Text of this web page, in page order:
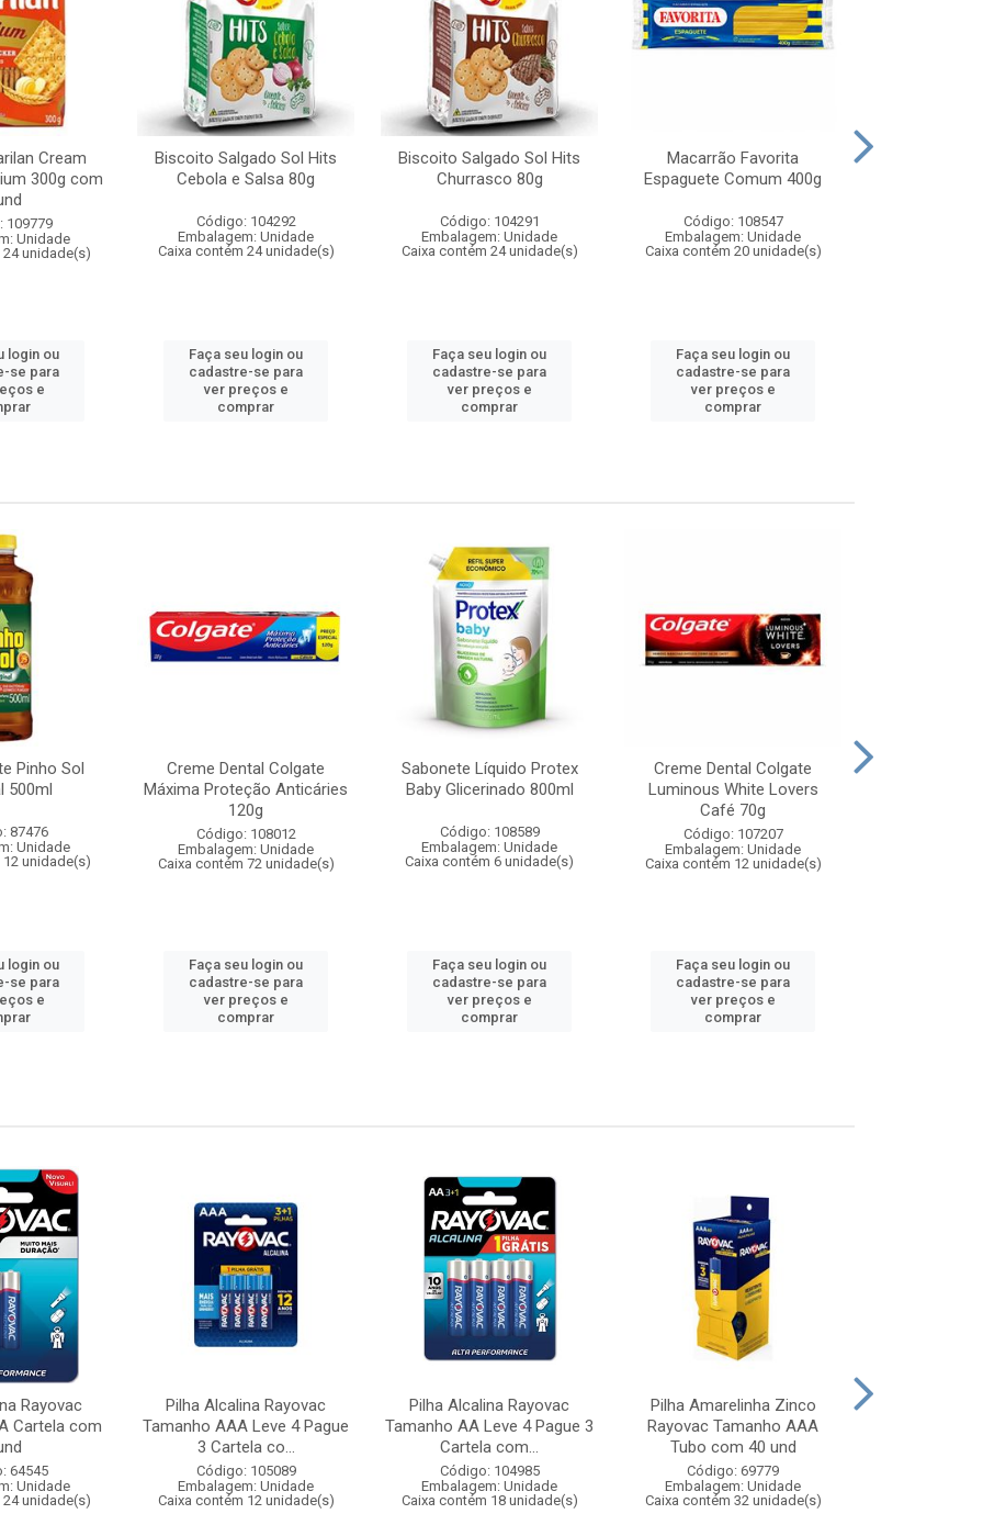
Cream
300g com
109779
Unidade
unidade(s)
login ou
se para
e
Biscoito Salgado Sol Hits
Cebola e Salsa 80g
Código: 104292
Embalagem: Unidade
Caixa contém 24 unidade(s)
Faça seu login ou
cadastre-se para
ver preços e
comprar
Biscoito Salgado Sol Hits
Churrasco 80g
Código: 104291
Embalagem: Unidade
Caixa contém 24 unidade(s)
Faça seu login ou
cadastre-se para
ver preços e
comprar
Macarrão Favorita
Espaguete Comum 400g
Código: 108547
Embalagem: Unidade
Caixa contém 20 unidade(s)
Faça seu login ou
cadastre-se para
ver preços e
comprar
Pinho Sol
500ml
87476
Unidade
unidade(s)
login ou
se para
e
Creme Dental Colgate
Máxima Proteção Anticáries
120g
Código: 108012
Embalagem: Unidade
Caixa contém 72 unidade(s)
Faça seu login ou
cadastre-se para
ver preços e
comprar
Sabonete Líquido Protex
Baby Glicerinado 800ml
Código: 108589
Embalagem: Unidade
Caixa contém 6 unidade(s)
Faça seu login ou
cadastre-se para
ver preços e
comprar
Creme Dental Colgate
Luminous White Lovers
Café 70g
Código: 107207
Embalagem: Unidade
Caixa contém 12 unidade(s)
Faça seu login ou
cadastre-se para
ver preços e
comprar
Rayovac
Cartela com
64545
Unidade
unidade(s)
Pilha Alcalina Rayovac
Tamanho AAA Leve 4 Pague
3 Cartela co...
Código: 105089
Embalagem: Unidade
Caixa contém 12 unidade(s)
Pilha Alcalina Rayovac
Tamanho AA Leve 4 Pague 3
Cartela com...
Código: 104985
Embalagem: Unidade
Caixa contém 18 unidade(s)
Pilha Amarelinha Zinco
Rayovac Tamanho AAA
Tubo com 40 und
Código: 69779
Embalagem: Unidade
Caixa contém 32 unidade(s)